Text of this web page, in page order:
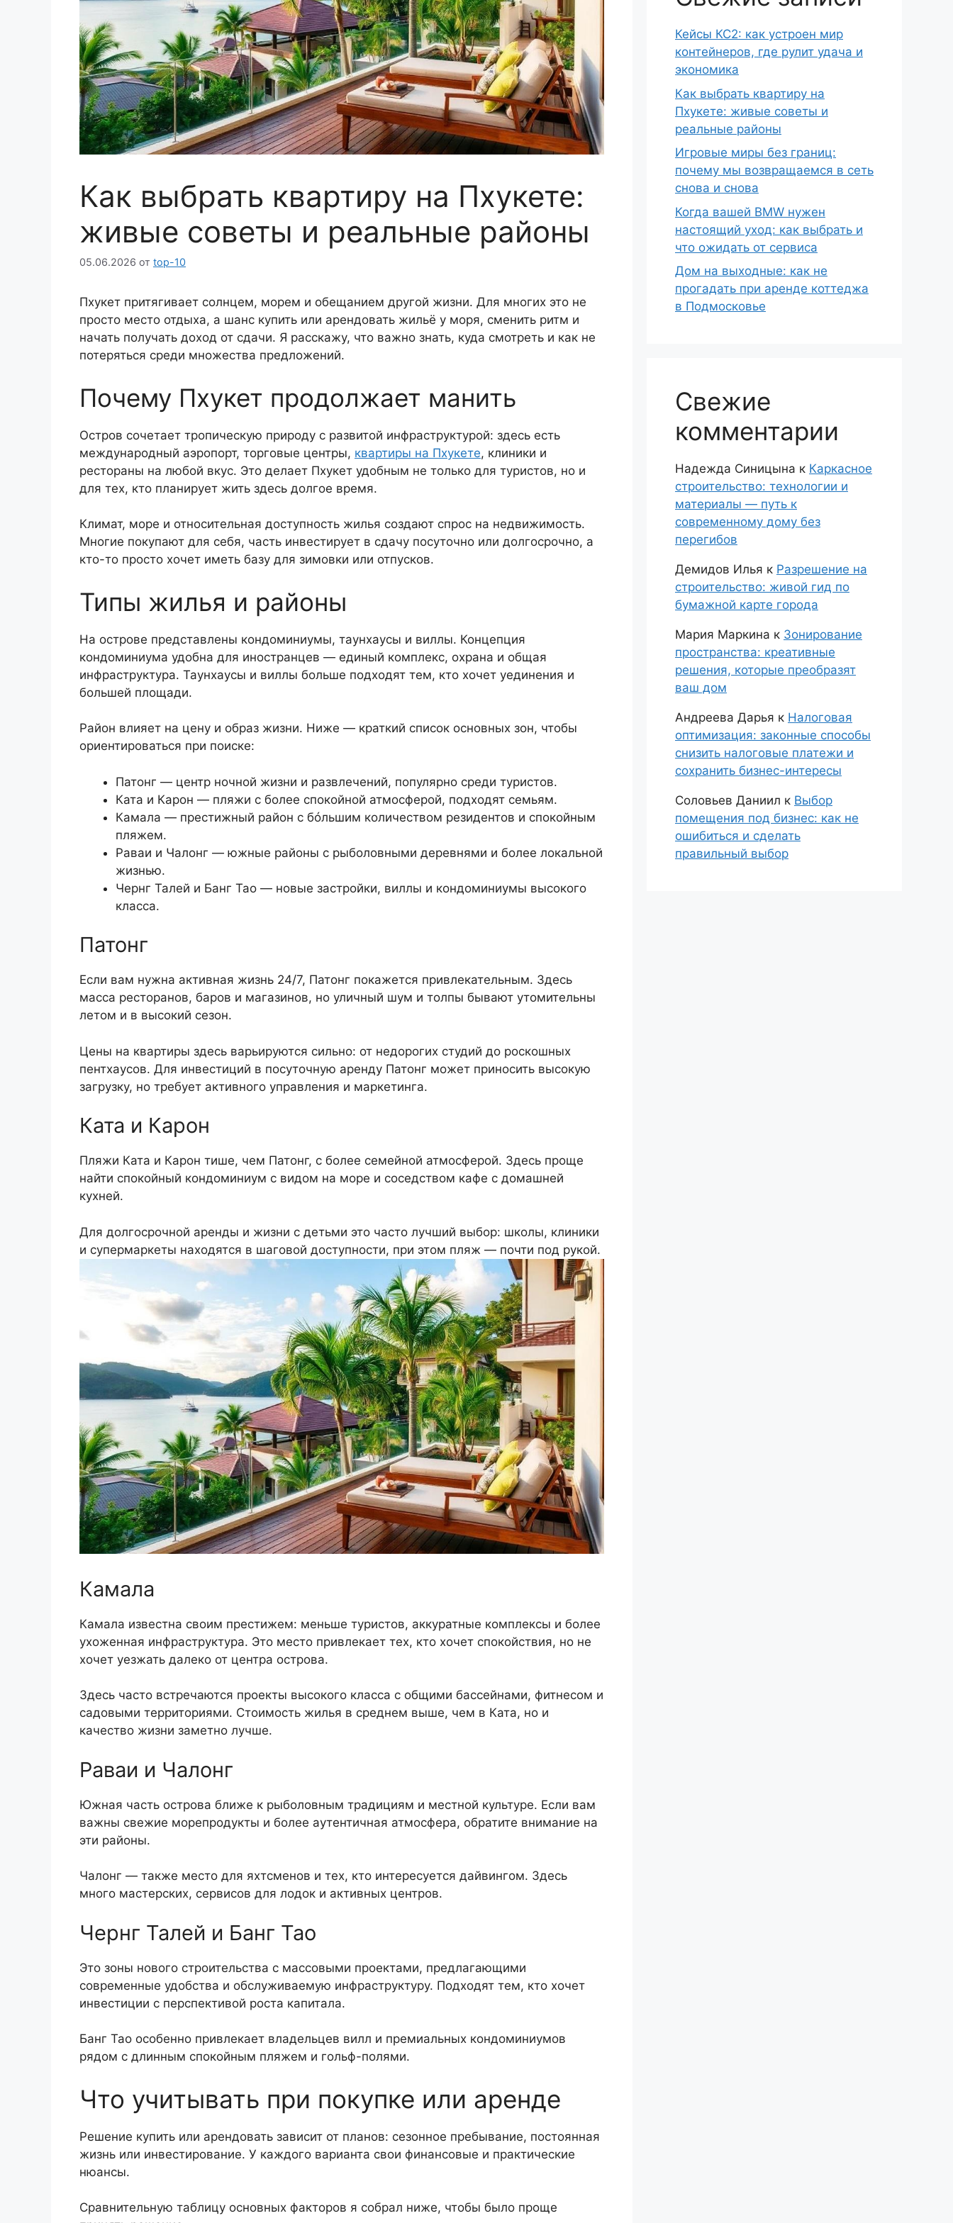
Как выбрать квартиру на Пхукете:
живые советы и реальные районы
05.06.2026 от top-10
Пхукет притягивает солнцем, морем и обещанием другой жизни. Для многих это не
просто место отдыха, а шанс купить или арендовать жильё у моря, сменить ритм и
начать получать доход от сдачи. Я расскажу, что важно знать, куда смотреть и как не
потеряться среди множества предложений.
Почему Пхукет продолжает манить
Остров сочетает тропическую природу с развитой инфраструктурой: здесь есть
международный аэропорт, торговые центры, квартиры на Пхукете, клиники и
рестораны на любой вкус. Это делает Пхукет удобным не только для туристов, но и
для тех, кто планирует жить здесь долгое время.
Климат, море и относительная доступность жилья создают спрос на недвижимость.
Многие покупают для себя, часть инвестирует в сдачу посуточно или долгосрочно, а
кто-то просто хочет иметь базу для зимовки или отпусков.
Типы жилья и районы
На острове представлены кондоминиумы, таунхаусы и виллы. Концепция
кондоминиума удобна для иностранцев — единый комплекс, охрана и общая
инфраструктура. Таунхаусы и виллы больше подходят тем, кто хочет уединения и
большей площади.
Район влияет на цену и образ жизни. Ниже — краткий список основных зон, чтобы
ориентироваться при поиске:
Патонг — центр ночной жизни и развлечений, популярно среди туристов.
Ката и Карон — пляжи с более спокойной атмосферой, подходят семьям.
Камала — престижный район с бóльшим количеством резидентов и спокойным
пляжем.
Раваи и Чалонг — южные районы с рыболовными деревнями и более локальной
жизнью.
Чернг Талей и Банг Тао — новые застройки, виллы и кондоминиумы высокого
класса.
Патонг
Если вам нужна активная жизнь 24/7, Патонг покажется привлекательным. Здесь
масса ресторанов, баров и магазинов, но уличный шум и толпы бывают утомительны
летом и в высокий сезон.
Цены на квартиры здесь варьируются сильно: от недорогих студий до роскошных
пентхаусов. Для инвестиций в посуточную аренду Патонг может приносить высокую
загрузку, но требует активного управления и маркетинга.
Ката и Карон
Пляжи Ката и Карон тише, чем Патонг, с более семейной атмосферой. Здесь проще
найти спокойный кондоминиум с видом на море и соседством кафе с домашней
кухней.
Для долгосрочной аренды и жизни с детьми это часто лучший выбор: школы, клиники
и супермаркеты находятся в шаговой доступности, при этом пляж — почти под рукой.
Камала
Камала известна своим престижем: меньше туристов, аккуратные комплексы и более
ухоженная инфраструктура. Это место привлекает тех, кто хочет спокойствия, но не
хочет уезжать далеко от центра острова.
Здесь часто встречаются проекты высокого класса с общими бассейнами, фитнесом и
садовыми территориями. Стоимость жилья в среднем выше, чем в Ката, но и
качество жизни заметно лучше.
Раваи и Чалонг
Южная часть острова ближе к рыболовным традициям и местной культуре. Если вам
важны свежие морепродукты и более аутентичная атмосфера, обратите внимание на
эти районы.
Чалонг — также место для яхтсменов и тех, кто интересуется дайвингом. Здесь
много мастерских, сервисов для лодок и активных центров.
Чернг Талей и Банг Тао
Это зоны нового строительства с массовыми проектами, предлагающими
современные удобства и обслуживаемую инфраструктуру. Подходят тем, кто хочет
инвестиции с перспективой роста капитала.
Банг Тао особенно привлекает владельцев вилл и премиальных кондоминиумов
рядом с длинным спокойным пляжем и гольф-полями.
Что учитывать при покупке или аренде
Решение купить или арендовать зависит от планов: сезонное пребывание, постоянная
жизнь или инвестирование. У каждого варианта свои финансовые и практические
нюансы.
Сравнительную таблицу основных факторов я собрал ниже, чтобы было проще
Кейсы КС2: как устроен мир
контейнеров, где рулит удача и
экономика
Как выбрать квартиру на
Пхукете: живые советы и
реальные районы
Игровые миры без границ:
почему мы возвращаемся в сеть
снова и снова
Когда вашей BMW нужен
настоящий уход: как выбрать и
что ожидать от сервиса
Дом на выходные: как не
прогадать при аренде коттеджа
в Подмосковье
Свежие
комментарии
Надежда Синицына к Каркасное
строительство: технологии и
материалы — путь к
современному дому без
перегибов
Демидов Илья к Разрешение на
строительство: живой гид по
бумажной карте города
Мария Маркина к Зонирование
пространства: креативные
решения, которые преобразят
ваш дом
Андреева Дарья к Налоговая
оптимизация: законные способы
снизить налоговые платежи и
сохранить бизнес-интересы
Соловьев Даниил к Выбор
помещения под бизнес: как не
ошибиться и сделать
правильный выбор